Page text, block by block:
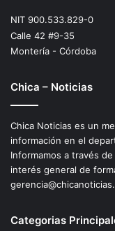
NIT 900.533.829-0
Calle 42 #9-35
Montería - Córdoba
Chica – Noticias
Chica Noticias es un
información en el
Informamos a través
interés general de
Categorias